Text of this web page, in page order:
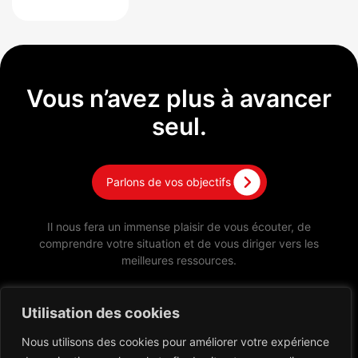
Utilisation des cookies
Nous utilisons des cookies pour améliorer votre expérience
Vous n’avez plus à avancer
seul.
Parlons de vos objectifs
Il nous fera un immense plaisir de vous écouter, de
comprendre votre situation et de vous diriger vers les
meilleures ressources.